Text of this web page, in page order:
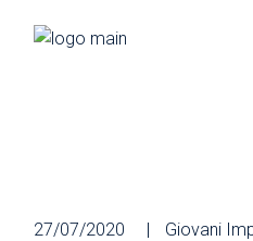
27/07/2020 Giovani